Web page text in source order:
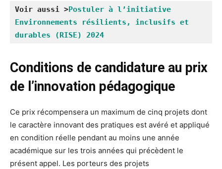
Voir aussi >Postuler à l’initiative
Environnements résilients, inclusifs et
durables (RISE) 2024
Conditions de candidature au prix
de l’innovation pédagogique
Ce prix récompensera un maximum de cinq projets dont
le caractère innovant des pratiques est avéré et appliqué
en condition réelle pendant au moins une année
académique sur les trois années qui précèdent le
présent appel. Les porteurs des projets